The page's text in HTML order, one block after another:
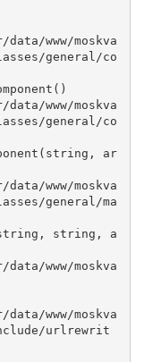
general/co
general/co
ar
general/ma
string, a
urlrewrit